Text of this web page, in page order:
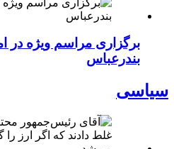
برگزاری مراسم ویژه در
بندرعباس
سیاسی